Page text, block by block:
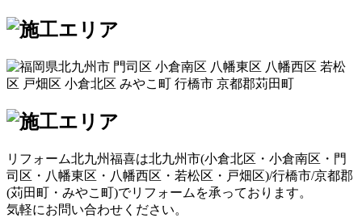
リフォーム北九州福喜は北九州市(小倉北区 ・ 小倉南区 ・ 門
司区 ・ 八幡東区 ・ 八幡西区 ・ 若松区 ・ 戸畑区)/行橋市/京都郡
(苅田町 ・ みやこ町)でリフォームを承っております。
気軽にお問い合わせください。